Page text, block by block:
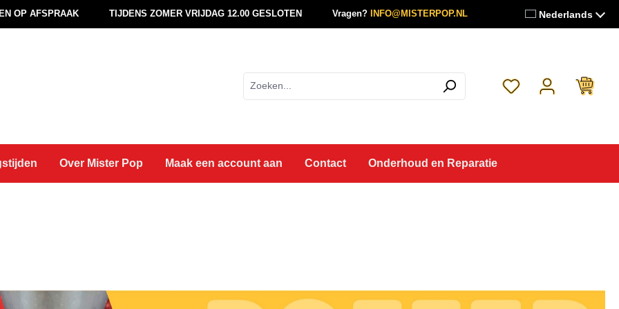
OP AFSPRAAK TIJDENS ZOMER VRIJDAG 12.00 GESLOTEN Vragen? INFO@MISTERPOP.NL Nederlands
Je hebt 0 items op
Over Mister Pop Maak een account aan Contact Onderhoud en Reparatie